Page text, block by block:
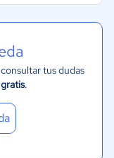
tus dudas
.